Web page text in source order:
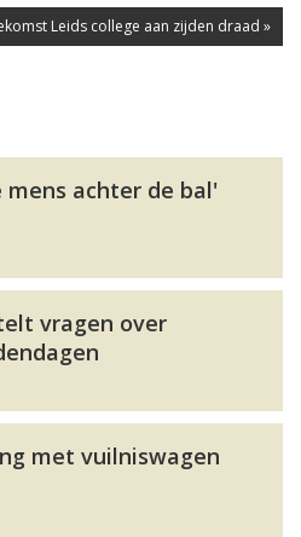
Leids college aan zijden draad »
achter de bal'
vragen over
met vuilniswagen